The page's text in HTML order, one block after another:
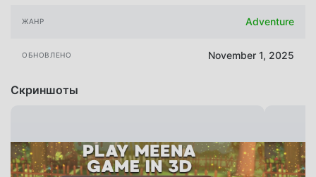
ЖАНР Adventure
ОБНОВЛЕНО November 1, 2025
Скриншоты